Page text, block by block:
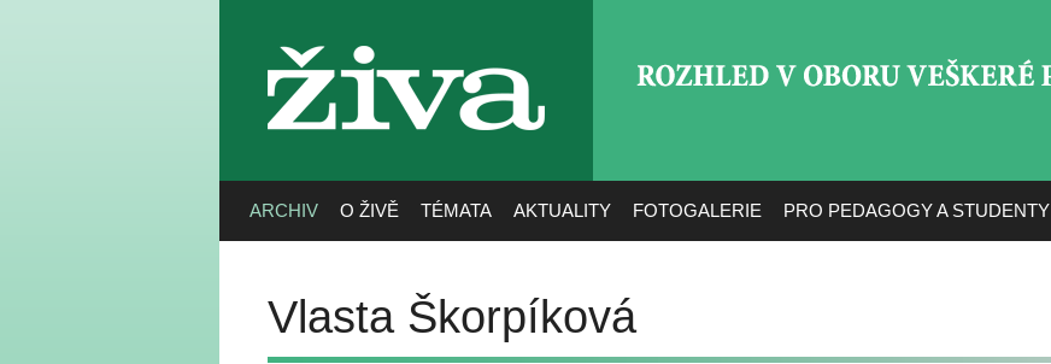
živa
ARCHIV O ŽIVĚ TÉMATA AKTUALITY FOTOGALERIE PRO PEDAGOGY A STUDENTY
Vlasta Škorpíková